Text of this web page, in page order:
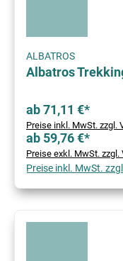
ALBATROS
Albatros
ab 71,11 €*
Preise inkl. MwSt. zzgl.
ab 59,76 €*
Preise exkl. MwSt.
Preise inkl. MwSt.